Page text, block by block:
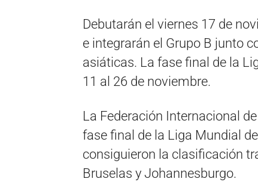
Debutarán el viernes 17 de
e integrarán el Grupo B junto
asiáticas. La fase final de la
11 al 26 de noviembre.
La Federación Internacional
fase final de la Liga Mundial
consiguieron la clasificación
Bruselas y Johannesburgo.